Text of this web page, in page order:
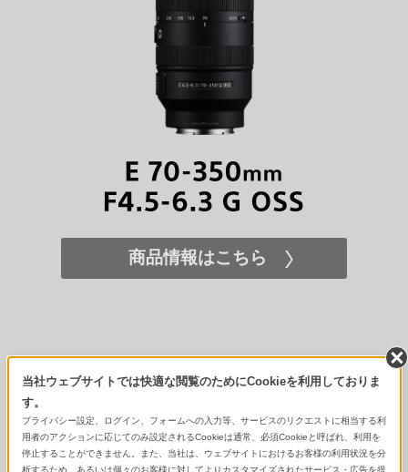
商品情報はこちら
当社ウェブサイトでは快適な閲覧のためにCookieを利用しておりま
す。
プライバシー設定、ログイン、フォームへの入力等、サービスのリクエストに相当する利
用者のアクションに応じてのみ設定されるCookieは通常、必須Cookieと呼ばれ、利用を
停止することができません。また、当社は、ウェブサイトにおけるお客様の利用状況を分
析するため、あるいは個々のお客様に対してよりカスタマイズされたサービス・広告を提